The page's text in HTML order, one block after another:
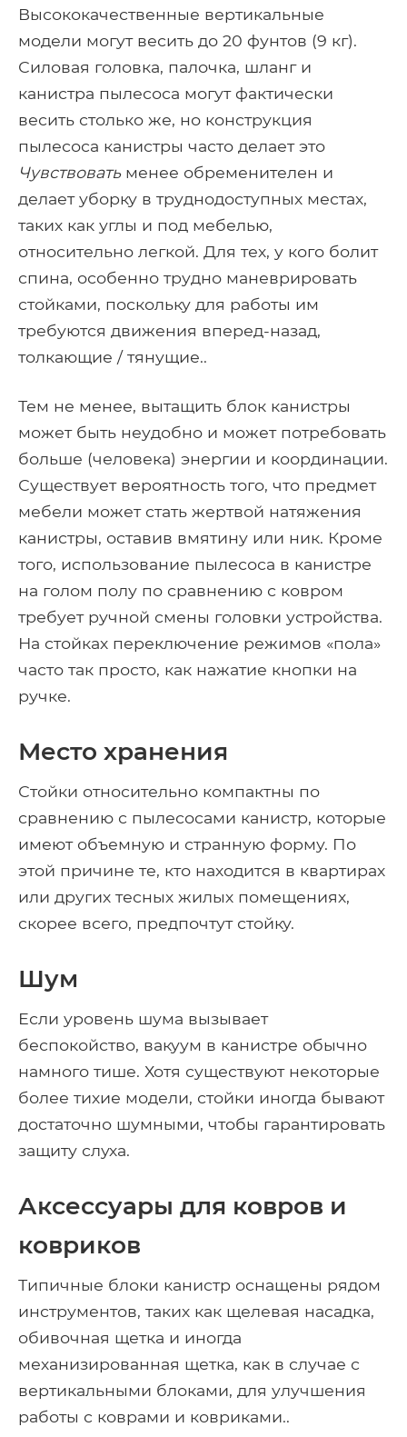
Высококачественные вертикальные
модели могут весить до 20 фунтов (9 кг).
Силовая головка, палочка, шланг и
канистра пылесоса могут фактически
весить столько же, но конструкция
пылесоса канистры часто делает это
Чувствоватьменее обременителен и
делает уборку в труднодоступных местах,
таких как углы и под мебелью,
относительно легкой. Для тех, у кого болит
спина, особенно трудно маневрировать
стойками, поскольку для работы им
требуются движения вперед-назад,
толкающие / тянущие..
Тем не менее, вытащить блок канистры
может быть неудобно и может потребовать
больше (человека) энергии и координации.
Существует вероятность того, что предмет
мебели может стать жертвой натяжения
канистры, оставив вмятину или ник. Кроме
того, использование пылесоса в канистре
на голом полу по сравнению с ковром
требует ручной смены головки устройства.
На стойках переключение режимов «пола»
часто так просто, как нажатие кнопки на
ручке.
Место хранения
Стойки относительно компактны по
сравнению с пылесосами канистр, которые
имеют объемную и странную форму. По
этой причине те, кто находится в квартирах
или других тесных жилых помещениях,
скорее всего, предпочтут стойку.
Шум
Если уровень шума вызывает
беспокойство, вакуум в канистре обычно
намного тише. Хотя существуют некоторые
более тихие модели, стойки иногда бывают
достаточно шумными, чтобы гарантировать
защиту слуха.
Аксессуары для ковров и
ковриков
Типичные блоки канистр оснащены рядом
инструментов, таких как щелевая насадка,
обивочная щетка и иногда
механизированная щетка, как в случае с
вертикальными блоками, для улучшения
работы с коврами и ковриками..